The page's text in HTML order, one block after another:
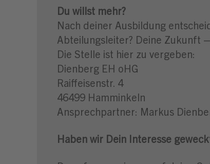
Du willst mehr?
Nach deiner Ausbildung
Abteilungsleiter? Deine Zukunft
Die Stelle ist hier zu vergeben:
Dienberg EH oHG
Raiffeisenstr. 4
46499 Hamminkeln
Ansprechpartner: Markus
Haben wir Dein Interesse